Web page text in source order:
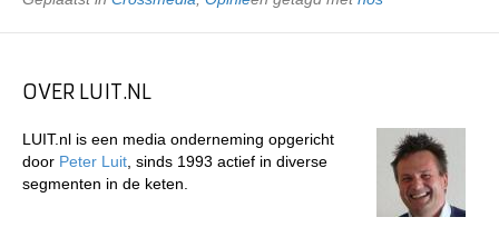
OVER LUIT.NL
LUIT.nl is een media onderneming opgericht
door Peter Luit , sinds 1993 actief in diverse
segmenten in de keten.